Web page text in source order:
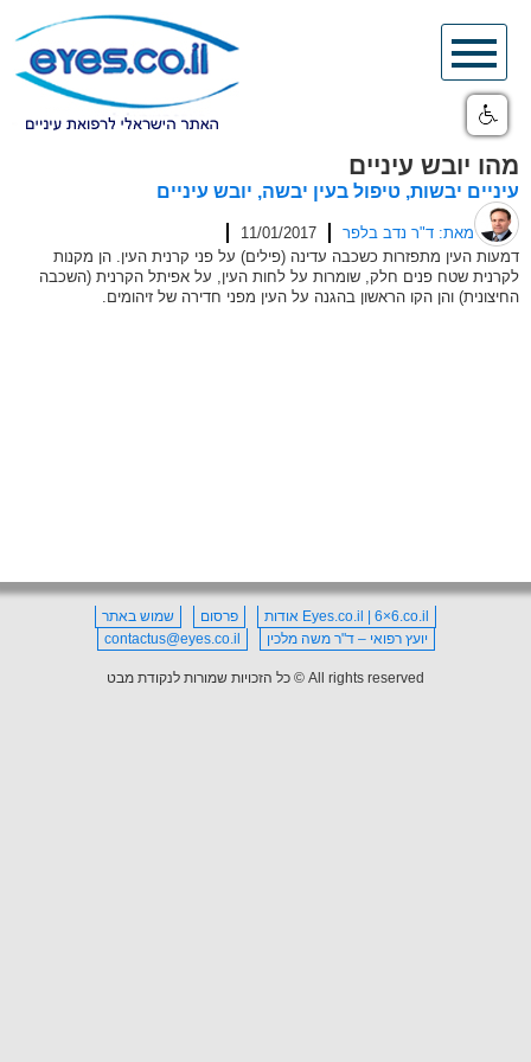
Skip
content
מהו יובש עיניים
עיניים יבשות, טיפול בעין יבשה, יובש עיניים
מאת: ד"ר נדב בלפר
11/01/2017
דמעות העין מתפזרות כשכבה עדינה (פילים) על פני קרנית העין. הן מקנות
לקרנית שטח פנים חלק, שומרות על לחות העין, על אפיתל הקרנית (השכבה
החיצונית) והן הקו הראשון בהגנה על העין מפני חדירה של זיהומים.
Eyes.co.il | 6×6.co.il אודות פרסום
שמוש באתר
יועץ רפואי – ד"ר משה מלכין
contactus@eyes.co.il
All rights reserved © כל הזכויות שמורות לנקודת מבט